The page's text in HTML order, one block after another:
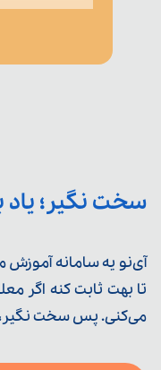
سخت نگیر؛ یاد
آی‌نو یه سامانه آموزش
تا بهت ثابت کنه اگر
می‌کنی. پس سخت نگیر،